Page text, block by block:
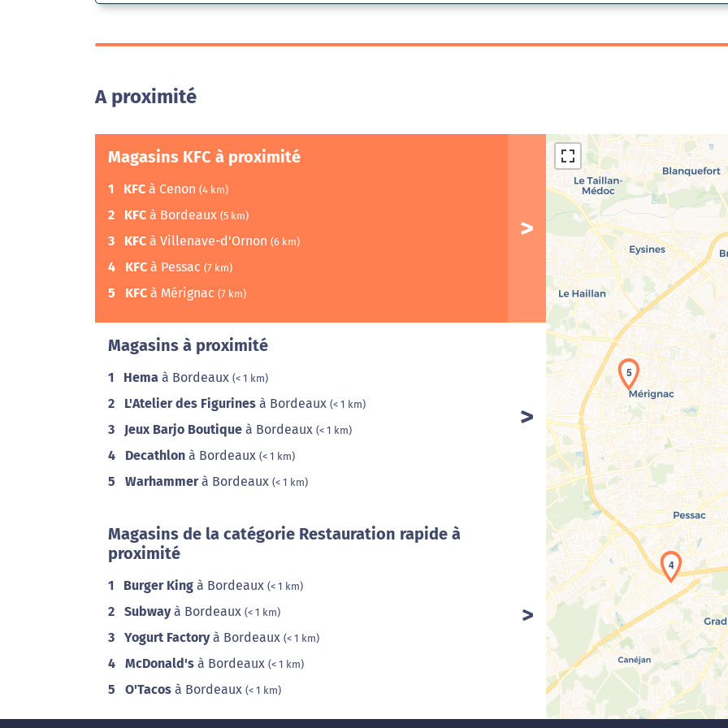
A proximité
Magasins KFC à proximité
1 KFC à Cenon (4 km)
2 KFC à Bordeaux (5 km)
3 KFC à Villenave-d'Ornon (6 km)
4 KFC à Pessac (7 km)
5 KFC à Mérignac (7 km)
Magasins à proximité
1 Hema à Bordeaux (< 1 km)
2 L'Atelier des Figurines à Bordeaux (< 1 km)
3 Jeux Barjo Boutique à Bordeaux (< 1 km)
4 Decathlon à Bordeaux (< 1 km)
5 Warhammerà Bordeaux (< 1 km)
Magasins de la catégorie Restauration rapide à
proximité
1 Burger King à Bordeaux (< 1 km)
2 Subwayà Bordeaux (< 1 km)
3 Yogurt Factoryà Bordeaux (< 1 km)
4 McDonald's à Bordeaux (< 1 km)
5 O'Tacos à Bordeaux (< 1 km)
4
5